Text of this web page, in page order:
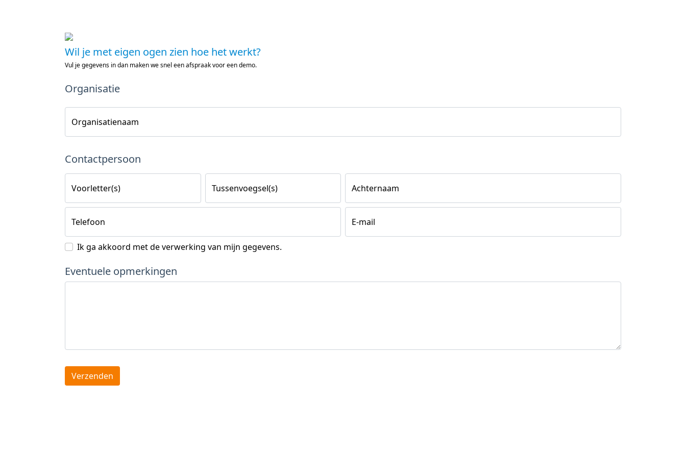
Wil je met eigen ogen zien hoe het werkt?
Vul je gegevens in dan maken we snel een afspraak voor een demo.
Organisatie
Organisatienaam
Contactpersoon
Voorletter(s) Tussenvoegsel(s) Achternaam
Telefoon E-mail
Ik ga akkoord met de verwerking van mijn gegevens.
Eventuele opmerkingen
Verzenden